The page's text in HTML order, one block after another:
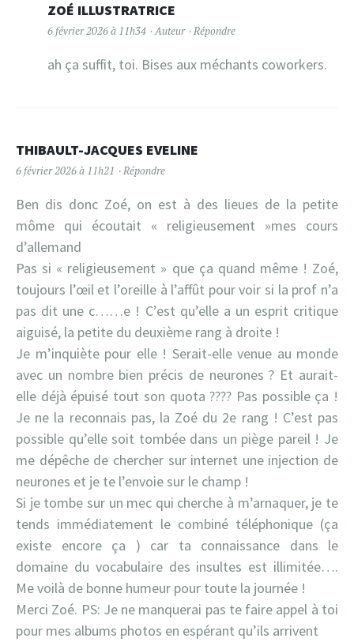
ZOÉ ILLUSTRATRICE
6 février 2026 à 11h34 Auteur Répondre
ah ça suffit, toi. Bises aux méchants coworkers.
THIBAULT-JACQUES EVELINE
6 février 2026 à 11h21 Répondre
Ben dis donc Zoé, on est à des lieues de la petite
môme qui écoutait « religieusement »mes cours
d’allemand
Pas si « religieusement » que ça quand même ! Zoé,
toujours l’œil et l’oreille à l’affût pour voir si la prof n’a
pas dit une c……e ! C’est qu’elle a un esprit critique
aiguisé, la petite du deuxième rang à droite !
Je m’inquiète pour elle ! Serait-elle venue au monde
avec un nombre bien précis de neurones ? Et aurait-
elle déjà épuisé tout son quota ???? Pas possible ça !
Je ne la reconnais pas, la Zoé du 2e rang ! C’est pas
possible qu’elle soit tombée dans un piège pareil ! Je
me dépêche de chercher sur internet une injection de
neurones et je te l’envoie sur le champ !
Si je tombe sur un mec qui cherche à m’arnaquer, je te
tends immédiatement le combiné téléphonique (ça
existe encore ça ) car ta connaissance dans le
domaine du vocabulaire des insultes est illimitée….
Me voilà de bonne humeur pour toute la journée !
Merci Zoé. PS: Je ne manquerai pas te faire appel à toi
pour mes albums photos en espérant qu’ils arrivent